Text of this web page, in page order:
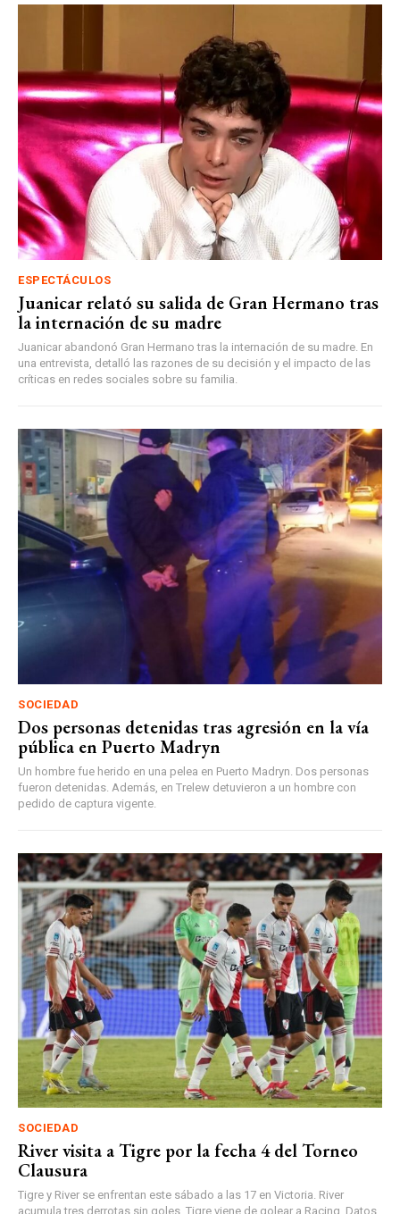
ESPECTÁCULOS
Juanicar relató su salida de Gran Hermano tras
la internación de su madre
Juanicar abandonó Gran Hermano tras la internación de su madre. En
una entrevista, detalló las razones de su decisión y el impacto de las
críticas en redes sociales sobre su familia.
SOCIEDAD
Dos personas detenidas tras agresión en la vía
pública en Puerto Madryn
Un hombre fue herido en una pelea en Puerto Madryn. Dos personas
fueron detenidas. Además, en Trelew detuvieron a un hombre con
pedido de captura vigente.
SOCIEDAD
River visita a Tigre por la fecha 4 del Torneo
Clausura
Tigre y River se enfrentan este sábado a las 17 en Victoria. River
acumula tres derrotas sin goles. Tigre viene de golear a Racing. Datos